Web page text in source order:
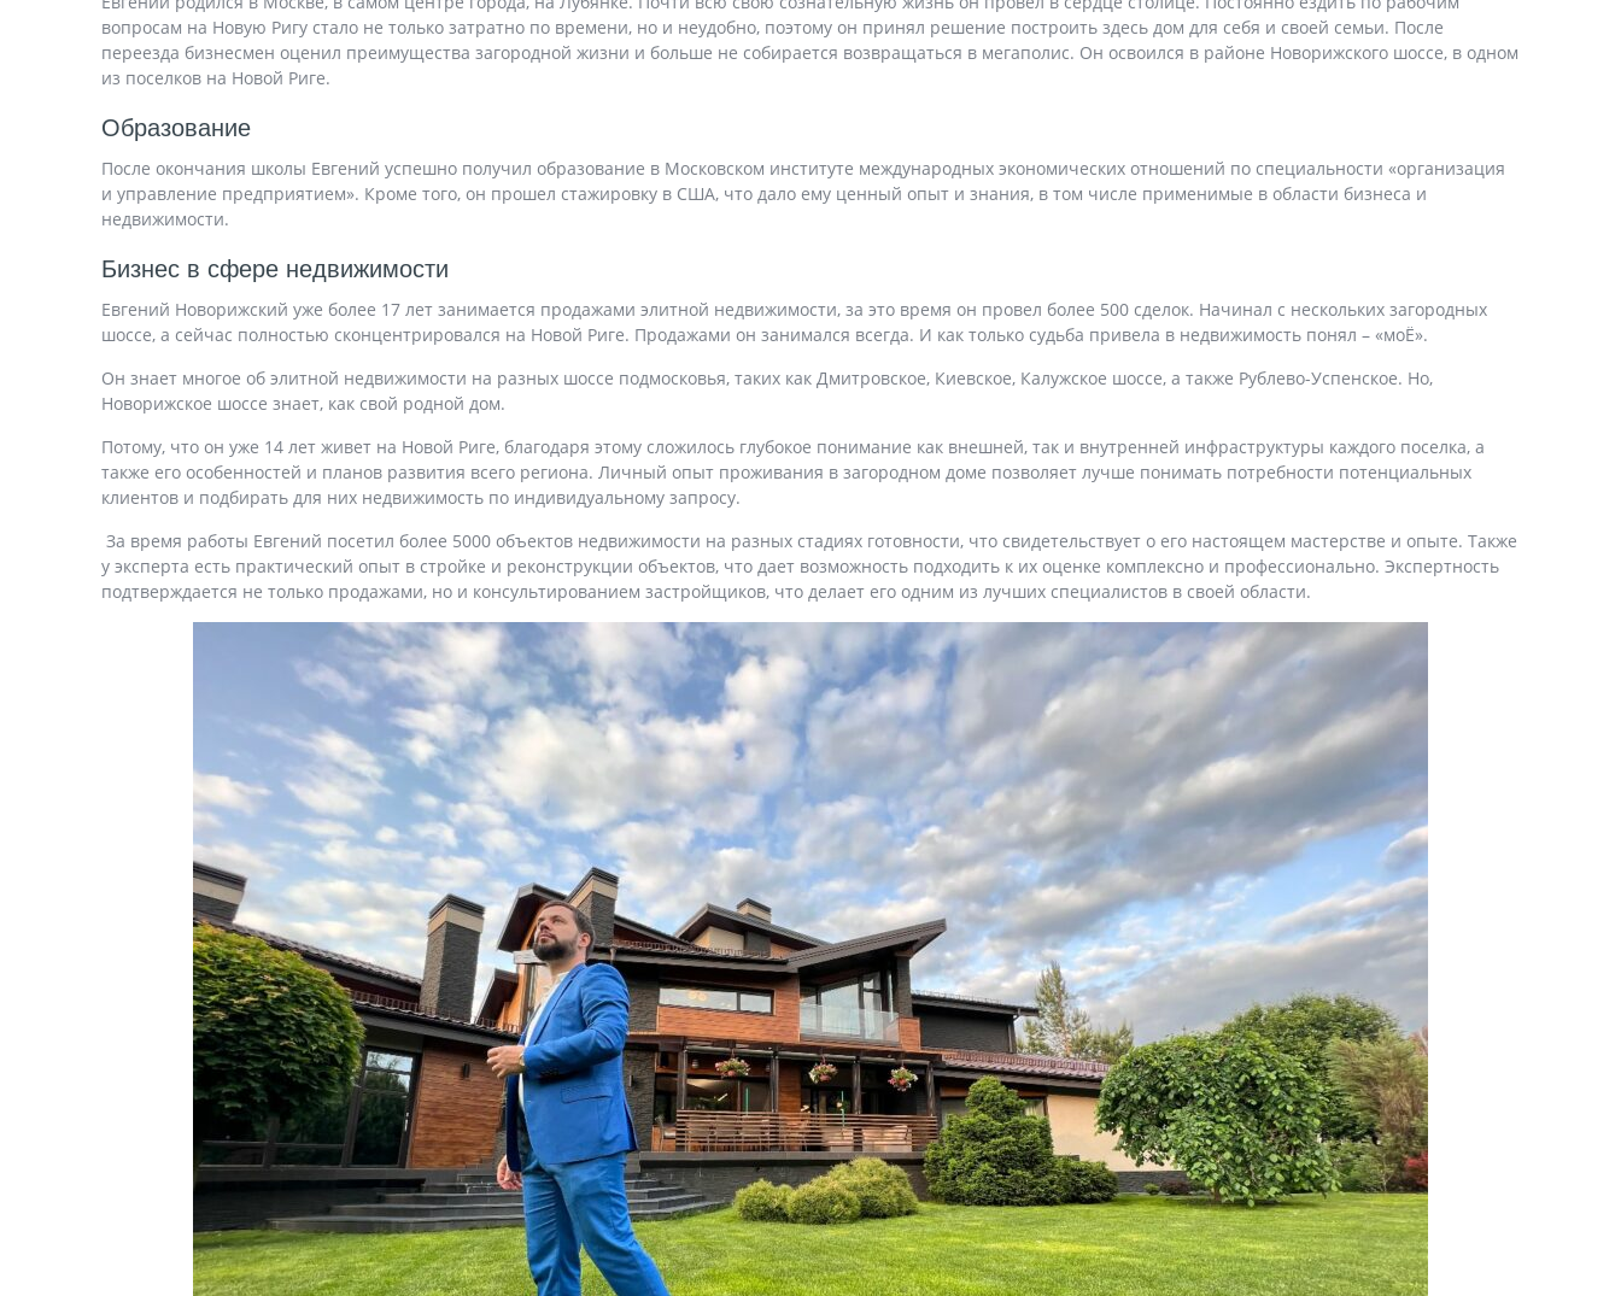
вопросам на Новую Ригу стало не только затратно по времени, но и неудобно, поэтому он принял решение построить здесь дом для себя и своей семьи. После
переезда бизнесмен оценил преимущества загородной жизни и больше не собирается возвращаться в мегаполис. Он освоился в районе Новорижского шоссе, в одном
из поселков на Новой Риге.
Образование
После окончания школы Евгений успешно получил образование в Московском институте международных экономических отношений по специальности «организация
и управление предприятием». Кроме того, он прошел стажировку в США, что дало ему ценный опыт и знания, в том числе применимые в области бизнеса и
недвижимости.
Бизнес в сфере недвижимости
Евгений Новорижский уже более 17 лет занимается продажами элитной недвижимости, за это время он провел более 500 сделок. Начинал с нескольких загородных
шоссе, а сейчас полностью сконцентрировался на Новой Риге. Продажами он занимался всегда. И как только судьба привела в недвижимость понял – «моË».
Он знает многое об элитной недвижимости на разных шоссе подмосковья, таких как Дмитровское, Киевское, Калужское шоссе, а также Рублево-Успенское. Но,
Новорижское шоссе знает, как свой родной дом.
Потому, что он уже 14 лет живет на Новой Риге, благодаря этому сложилось глубокое понимание как внешней, так и внутренней инфраструктуры каждого поселка, а
также его особенностей и планов развития всего региона. Личный опыт проживания в загородном доме позволяет лучше понимать потребности потенциальных
клиентов и подбирать для них недвижимость по индивидуальному запросу.
За время работы Евгений посетил более 5000 объектов недвижимости на разных стадиях готовности, что свидетельствует о его настоящем мастерстве и опыте. Также
у эксперта есть практический опыт в стройке и реконструкции объектов, что дает возможность подходить к их оценке комплексно и профессионально. Экспертность
подтверждается не только продажами, но и консультированием застройщиков, что делает его одним из лучших специалистов в своей области.